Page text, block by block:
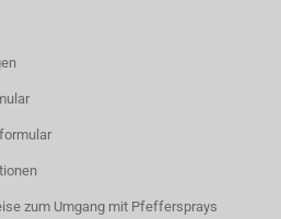
zum Umgang mit Pfeffersprays